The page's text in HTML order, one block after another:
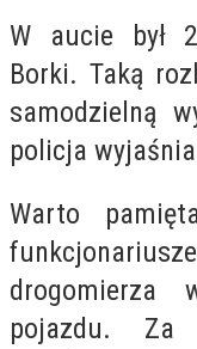
W aucie był
Borki. Taką
samodzielną
policja
Warto
drogomierza
pojazdu.